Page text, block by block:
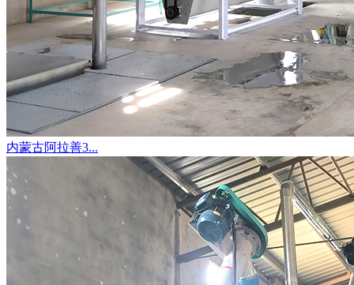
内蒙古阿拉善3...